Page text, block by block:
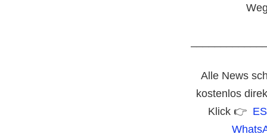
Alle News
kostenlos
Klick 👉